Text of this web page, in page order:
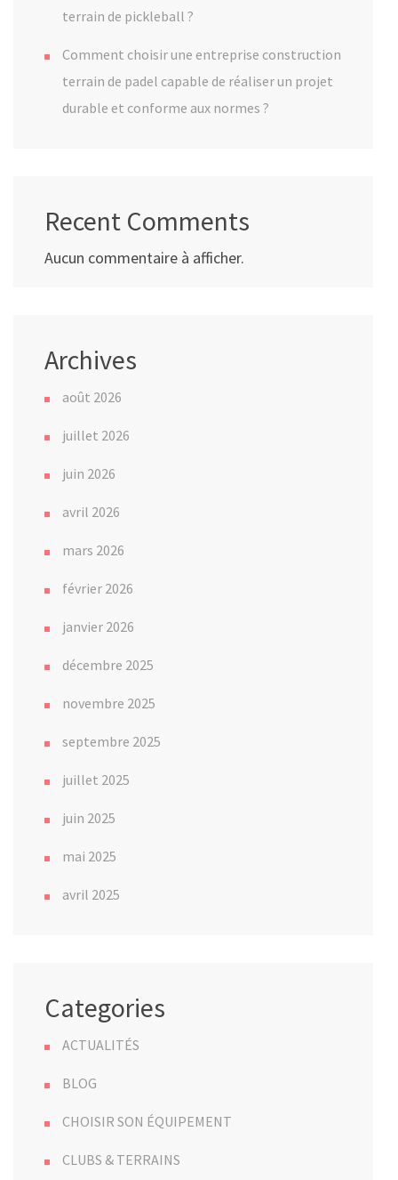
terrain de pickleball ?
Comment choisir une entreprise construction
terrain de padel capable de réaliser un projet
durable et conforme aux normes ?
Recent Comments
Aucun commentaire à afficher.
Archives
août 2026
juillet 2026
juin 2026
avril 2026
mars 2026
février 2026
janvier 2026
décembre 2025
novembre 2025
septembre 2025
juillet 2025
juin 2025
mai 2025
avril 2025
Categories
ACTUALITÉS
BLOG
CHOISIR SON ÉQUIPEMENT
CLUBS & TERRAINS